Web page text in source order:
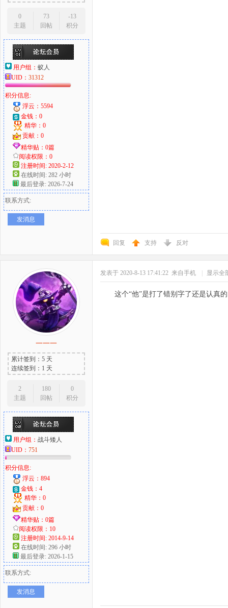
0
主题
73
回帖
-13
积分
用户组： 蚁人
UID： 31312
积分信息:
浮云：5594
金钱：0
精华：0
贡献：0
精华贴：0篇
阅读权限：0
注册时间: 2020-2-12
在线时间: 282 小时
最后登录: 2026-7-24
联系方式:
发消息
回复 支持 反对
一一一
累计签到：5 天
连续签到：1 天
2
主题
180
回帖
0
积分
用户组： 战斗矮人
UID： 751
积分信息:
浮云：894
金钱：4
精华：0
贡献：0
精华贴：0篇
阅读权限：10
注册时间: 2014-9-14
在线时间: 296 小时
最后登录: 2026-1-15
联系方式:
发消息
发表于 2020-8-13 17:41:22 来自手机 显示全
这个“他”是打了错别字了还是认真